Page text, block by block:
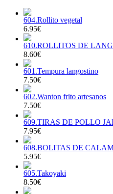
604.Rollito vegetal
6.95€
610.ROLLITOS DE
8.60€
601.Tempura langostino
7.50€
602.Wanton frito artesanos
7.50€
609.TIRAS DE POLLO
7.95€
608.BOLITAS DE
5.95€
605.Takoyaki
8.50€